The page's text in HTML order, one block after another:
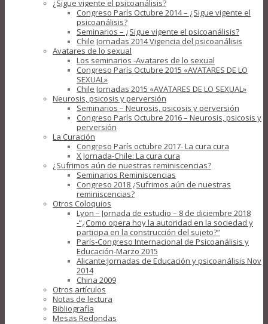
¿Sigue vigente el psicoanálisis?
Congreso París Octubre 2014 – ¿Sigue vigente el
psicoanálisis?
Seminarios – ¿Sigue vigente el psicoanálisis?
Chile Jornadas 2014 Vigencia del psicoanálisis
Avatares de lo sexual
Los seminarios -Avatares de lo sexual
Congreso París Octubre 2015 «AVATARES DE LO
SEXUAL»
Chile Jornadas 2015 «AVATARES DE LO SEXUAL»
Neurosis, psicosis y perversión
Seminarios – Neurosis, psicosis y perversión
Congreso París Octubre 2016 – Neurosis, psicosis y
perversión
La Curación
Congreso París octubre 2017- La cura cura
X Jornada-Chile: La cura cura
¿Sufrimos aún de nuestras reminiscencias?
Seminarios Reminiscencias
Congreso 2018 ¿Sufrimos aún de nuestras
reminiscencias?
Otros Coloquios
Lyon – Jornada de estudio – 8 de diciembre 2018
-“¿Como opera hoy la autoridad en la sociedad y
participa en la construcción del sujeto?”
París-Congreso Internacional de Psicoanálisis y
Educación-Marzo 2015
Alicante:Jornadas de Educación y psicoanálisis Nov
2014
China 2009
Otros artículos
Notas de lectura
Bibliografía
Mesas Redondas